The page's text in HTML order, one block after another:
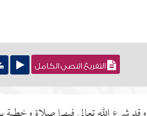
التفريغ النصي الكامل